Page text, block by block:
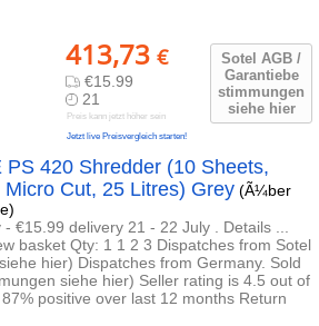
Sotel AGB /
Garantiebe
stimmungen
siehe hier
413,73 €
€15.99
21
Preis kann jetzt höher sein
Jetzt live Preisvergleich starten!
PS 420 Shredder (10 Sheets,
Cut, 25 Litres) Grey (Ã¼ber
€15.99 delivery 21 - 22 July . Details ...
basket Qty: 1 1 2 3 Dispatches from Sotel
hier) Dispatches from Germany. Sold
siehe hier) Seller rating is 4.5 out of
positive over last 12 months Return